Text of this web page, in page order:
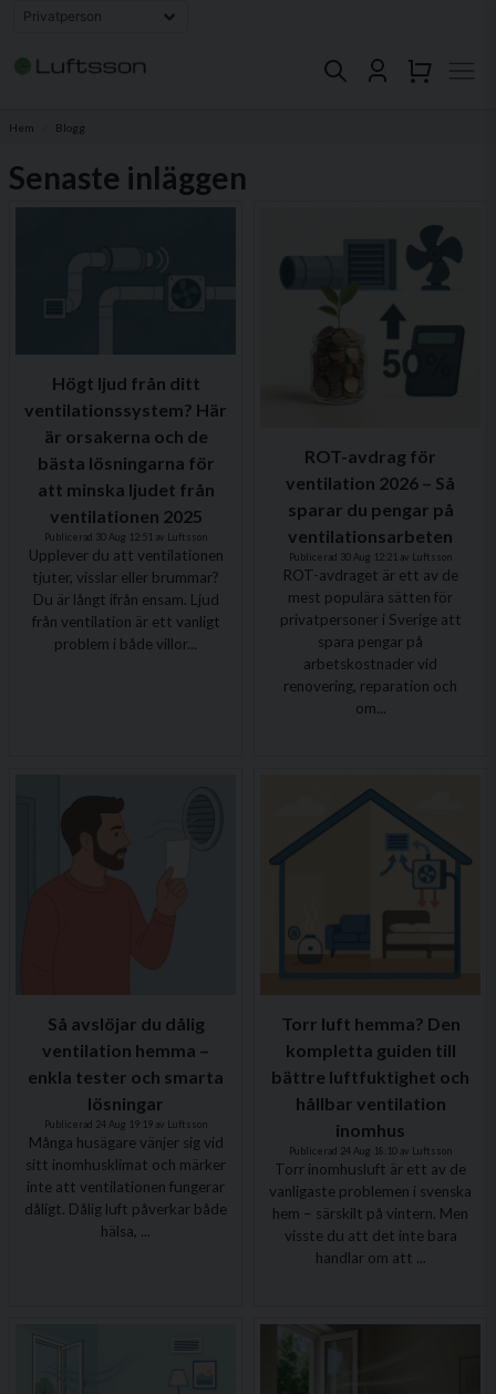
Hem Blogg
Senaste inläggen
Högt ljud från ditt
ventilationssystem? Här
är orsakerna och de
bästa lösningarna för
att minska ljudet från
ventilationen 2025
Publicerad 30 Aug 12:51 av Luftsson
Upplever du att ventilationen
tjuter, visslar eller brummar?
Du är långt ifrån ensam. Ljud
från ventilation är ett vanligt
problem i både villor...
ROT-avdrag för
ventilation 2026 – Så
sparar du pengar på
ventilationsarbeten
Publicerad 30 Aug 12:21 av Luftsson
ROT-avdraget är ett av de
mest populära sätten för
privatpersoner i Sverige att
spara pengar på
arbetskostnader vid
renovering, reparation och
om...
Så avslöjar du dålig
ventilation hemma –
enkla tester och smarta
lösningar
Publicerad 24 Aug 19:19 av Luftsson
Många husägare vänjer sig vid
sitt inomhusklimat och märker
inte att ventilationen fungerar
dåligt. Dålig luft påverkar både
hälsa, ...
Torr luft hemma? Den
kompletta guiden till
bättre luftfuktighet och
hållbar ventilation
inomhus
Publicerad 24 Aug 18:10 av Luftsson
Torr inomhusluft är ett av de
vanligaste problemen i svenska
hem – särskilt på vintern. Men
visste du att det inte bara
handlar om att ...